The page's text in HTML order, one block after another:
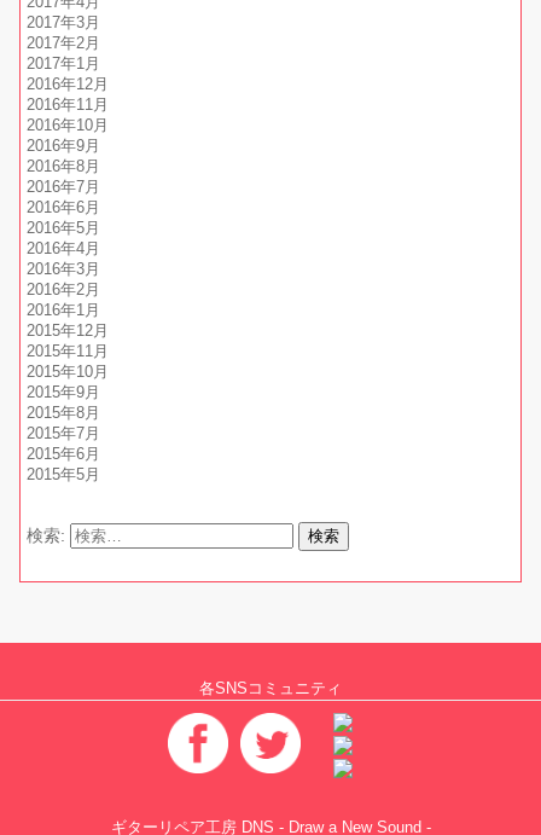
2017年3月
2017年2月
2017年1月
2016年12月
2016年11月
2016年10月
2016年9月
2016年8月
2016年7月
2016年6月
2016年5月
2016年4月
2016年3月
2016年2月
2016年1月
2015年12月
2015年11月
2015年10月
2015年9月
2015年8月
2015年7月
2015年6月
2015年5月
検索:
各SNSコミュニティ
ギターリペア工房 DNS - Draw a New Sound -